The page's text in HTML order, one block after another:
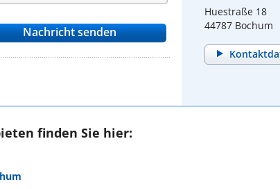
Huestraße 18
44787 Bochum
finden Sie hier: